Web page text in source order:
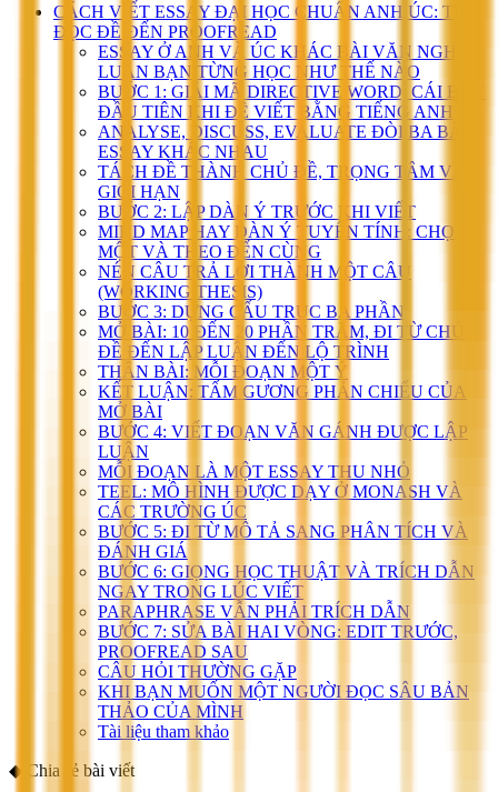
CÁCH VIẾT ESSAY ĐẠI HỌC CHUẨN ANH ÚC: TỪ
ĐỌC ĐỀ ĐẾN PROOFREAD
ESSAY Ở ANH VÀ ÚC KHÁC BÀI VĂN NGHỊ
LUẬN BẠN TỪNG HỌC NHƯ THẾ NÀO
BƯỚC 1: GIẢI MÃ DIRECTIVE WORD, CÁI BẪY
ĐẦU TIÊN KHI ĐỀ VIẾT BẰNG TIẾNG ANH
ANALYSE, DISCUSS, EVALUATE ĐÒI BA BÀI
ESSAY KHÁC NHAU
TÁCH ĐỀ THÀNH CHỦ ĐỀ, TRỌNG TÂM VÀ
GIỚI HẠN
BƯỚC 2: LẬP DÀN Ý TRƯỚC KHI VIẾT
MIND MAP HAY DÀN Ý TUYẾN TÍNH: CHỌN
MỘT VÀ THEO ĐẾN CÙNG
NÉN CÂU TRẢ LỜI THÀNH MỘT CÂU
(WORKING THESIS)
BƯỚC 3: DỰNG CẤU TRÚC BA PHẦN
MỞ BÀI: 10 ĐẾN 20 PHẦN TRĂM, ĐI TỪ CHỦ
ĐỀ ĐẾN LẬP LUẬN ĐẾN LỘ TRÌNH
THÂN BÀI: MỖI ĐOẠN MỘT Ý
KẾT LUẬN: TẤM GƯƠNG PHẢN CHIẾU CỦA
MỞ BÀI
BƯỚC 4: VIẾT ĐOẠN VĂN GÁNH ĐƯỢC LẬP
LUẬN
MỖI ĐOẠN LÀ MỘT ESSAY THU NHỎ
TEEL: MÔ HÌNH ĐƯỢC DẠY Ở MONASH VÀ
CÁC TRƯỜNG ÚC
BƯỚC 5: ĐI TỪ MÔ TẢ SANG PHÂN TÍCH VÀ
ĐÁNH GIÁ
BƯỚC 6: GIỌNG HỌC THUẬT VÀ TRÍCH DẪN
NGAY TRONG LÚC VIẾT
PARAPHRASE VẪN PHẢI TRÍCH DẪN
BƯỚC 7: SỬA BÀI HAI VÒNG: EDIT TRƯỚC,
PROOFREAD SAU
CÂU HỎI THƯỜNG GẶP
KHI BẠN MUỐN MỘT NGƯỜI ĐỌC SÂU BẢN
THẢO CỦA MÌNH
Tài liệu tham khảo
◆ Chia sẻ bài viết